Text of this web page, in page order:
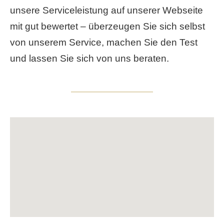
unsere Serviceleistung auf unserer Webseite
mit gut bewertet – überzeugen Sie sich selbst
von unserem Service, machen Sie den Test
und lassen Sie sich von uns beraten.